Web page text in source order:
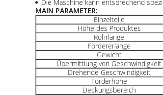
Die Maschine kann entsprechend
MAIN PARAMETER:
Einzelteile
Höhe des Produktes
Rohrlänge
Fördererlänge
Gewicht
Übermittlung von Geschwindigkeit
Drehende Geschwindigkeit
Förderhöhe
Deckungsbereich